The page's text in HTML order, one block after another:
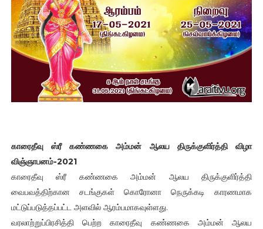
காரைதீவு ஸ்ரீ கண்ணகை அம்மன் ஆலய திருக்குளிர்த்தி விழா
விஞ்ஞாபனம்-2021
காரைதீவு ஸ்ரீ கண்ணகை அம்மன் ஆலய திருக்குளிர்த்தி
வைபவத்திற்கான சடங்குகள் கொரோனா நெருக்கடி காரணமாக
மட்டுப்படுத்தப்பட்ட அளவில் ஆரம்பமாகவுள்ளது.
வரலாற்றுப்பிரசித்தி பெற்ற காரைதீவு கண்ணகை அம்மன் ஆலய